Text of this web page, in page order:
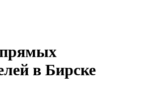
в Бирске